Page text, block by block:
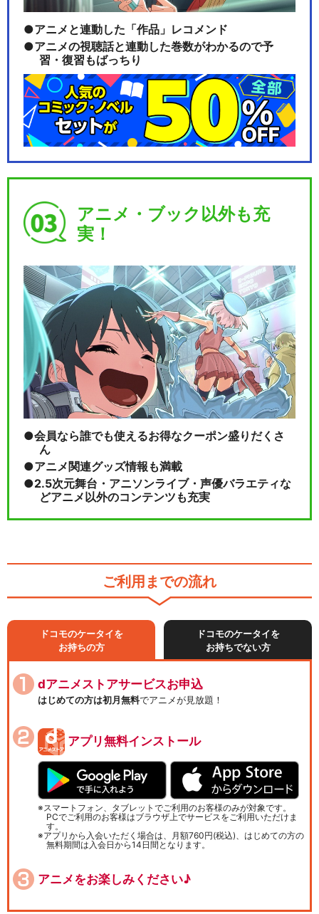
アニメと連動した「作品」レコメンド
アニメの視聴話と連動した巻数がわかるので予
習・復習もばっちり
アニメ・ブック以外も充
実！
会員なら誰でも使えるお得なクーポン盛りだくさ
ん
アニメ関連グッズ情報も満載
2.5次元舞台・アニソンライブ・声優バラエティな
どアニメ以外のコンテンツも充実
ご利用までの流れ
ドコモのケータイを
お持ちの方
ドコモのケータイを
お持ちでない方
dアニメストアサービスお申込
はじめての方は初月無料でアニメが見放題！
アプリ無料インストール
スマートフォン、タブレットでご利用のお客様のみが対象です。
PCでご利用のお客様はブラウザ上でサービスをご利用いただけま
す。
アプリから入会いただく場合は、月額760円(税込)、はじめての方の
無料期間は入会日から14日間となります。
アニメをお楽しみください♪